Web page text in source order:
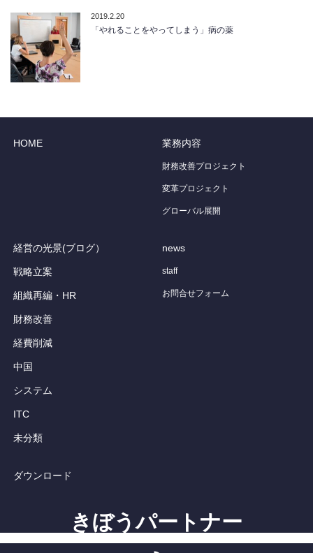
2019.2.20
「やれることをやってしまう」病の薬
HOME 業務内容
財務改善プロジェクト
変革プロジェクト
グローバル展開
経営の光景(ブログ）
戦略立案
組織再編・HR
財務改善
経費削減
中国
システム
ITC
未分類
news
staff
お問合せフォーム
ダウンロード
きぼうパートナー